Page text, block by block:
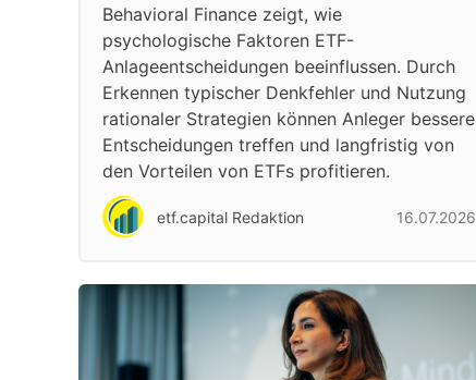
Behavioral Finance zeigt, wie
psychologische Faktoren ETF-
Anlageentscheidungen beeinflussen. Durch
Erkennen typischer Denkfehler und Nutzung
rationaler Strategien können Anleger bessere
Entscheidungen treffen und langfristig von
den Vorteilen von ETFs profitieren.
etf.capital Redaktion 16.07.2026